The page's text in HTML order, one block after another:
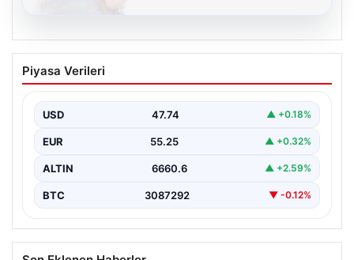
Kelebek.Org İle Sanal İletişimin Seviyeli
Adresi Ve Sohbet Deneyimi
oluşturması büyük bir hassasiyet ifade etmektedir.
Halen…
Piyasa Verileri
USD 47.74 ▲ +0.18%
EUR 55.25 ▲ +0.32%
ALTIN 6660.6 ▲ +2.59%
BTC 3087292 ▼ -0.12%